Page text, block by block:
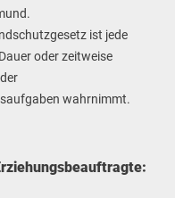
ist jede
oder zeitweise
wahrnimmt.